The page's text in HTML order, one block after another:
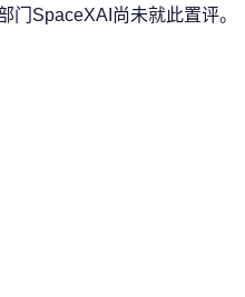
门SpaceXAI尚未就此置评。